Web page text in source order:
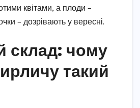
квітами, а плоди –
– дозрівають у вересні.
склад: чому
такий